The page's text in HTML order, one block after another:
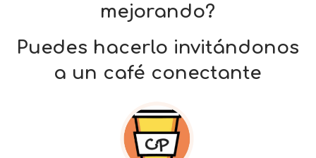
mejorando?
Puedes hacerlo invitándonos
a un café conectante